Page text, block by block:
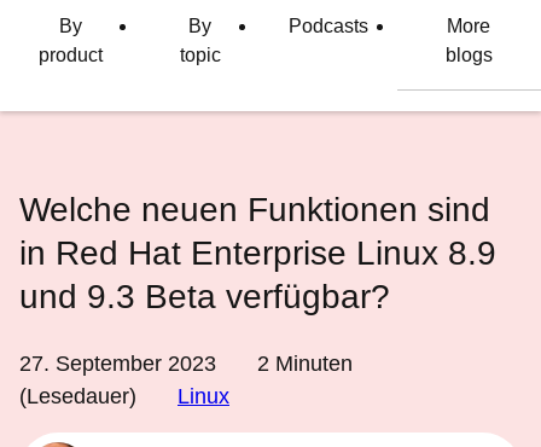
By
product
By
topic
Podcasts
More
blogs
Welche neuen Funktionen sind
in Red Hat Enterprise Linux 8.9
und 9.3 Beta verfügbar?
27. September 2023 2 Minuten
(Lesedauer)
Linux